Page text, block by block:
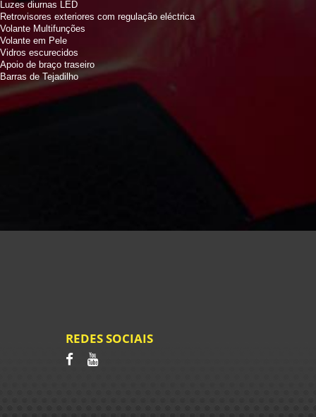
Luzes diurnas LED
Retrovisores exteriores com regulação eléctrica
Volante Multifunções
Volante em Pele
Vidros escurecidos
Apoio de braço traseiro
Barras de Tejadilho
REDES SOCIAIS